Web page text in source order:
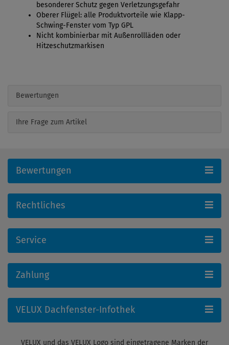
besonderer Schutz gegen Verletzungsgefahr
Oberer Flügel: alle Produktvorteile wie Klapp-
Schwing-Fenster vom Typ GPL
Nicht kombinierbar mit Außenrollläden oder
Hitzeschutzmarkisen
Bewertungen
Ihre Frage zum Artikel
Bewertungen
Rechtliches
Service
Zahlung
VELUX Dachfenster-Infothek
VELUX und das VELUX Logo sind eingetragene Marken der